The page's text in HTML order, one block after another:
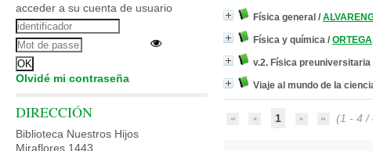
Física general /
Física y química /
v.2. Física preuniversitaria
Viaje al mundo de la
1 (1 - 4 /
acceder a su cuenta de usuario
Olvidé mi contraseña
DIRECCIÓN
Biblioteca Nuestros Hijos
Miraflores 1443